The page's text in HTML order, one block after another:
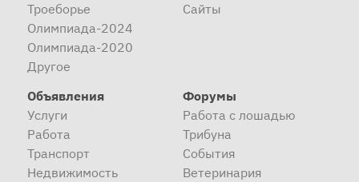
Троеборье
Олимпиада-2024
Олимпиада-2020
Другое
Сайты
Объявления
Услуги
Работа
Транспорт
Недвижимость
Форумы
Работа с лошадью
Трибуна
События
Ветеринария